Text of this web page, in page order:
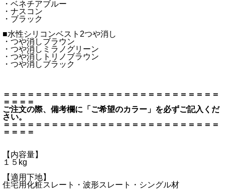
・ベネチアブルー
・ナスコン
・ブラック
■水性シリコンベスト2つや消し
・つや消しブラウン
・つや消しミラノグリーン
・つや消しトリノブラウン
・つや消しブラック
＝＝＝＝＝＝＝＝＝＝＝＝＝＝＝＝＝＝＝＝＝＝＝＝＝＝＝
＝＝＝＝
ご注文の際、備考欄に「ご希望のカラー」を必ずご記入くだ
さい。
＝＝＝＝＝＝＝＝＝＝＝＝＝＝＝＝＝＝＝＝＝＝＝＝＝＝＝
＝＝＝＝
【内容量】
１５kg
【適用下地】
住宅用化粧スレート・波形スレート・シングル材